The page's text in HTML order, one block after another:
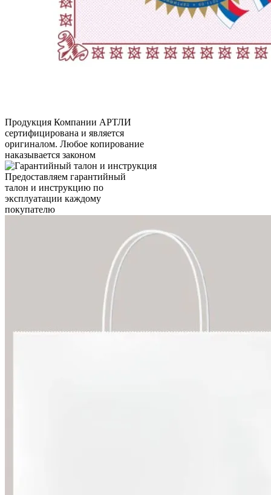
Продукция Компании АРТЛИ
сертифицирована и является
оригиналом. Любое копирование
наказывается законом
Предоставляем гарантийный
талон и инструкцию по
эксплуатации каждому
покупателю